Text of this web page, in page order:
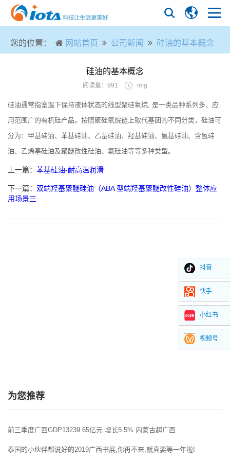
您的位置： 网站首页 公司新闻 硅油的基本概念
硅油的基本概念
阅读量：991 img
硅油通常指室温下保持液体状态的线型聚硅氧烷, 是一类品种系列多、应
用范围广的有机硅产品。按照聚硅氧烷链上取代基团的不同分类，硅油可
分为：甲基硅油、苯基硅油、乙基硅油、羟基硅油、氨基硅油、含氢硅
油、乙烯基硅油及聚醚改性硅油、氟硅油等等多种类型。
上一篇： 苯基硅油-耐高温润滑
下一篇： 双端羟基聚醚硅油（ABA 型端羟基聚醚改性硅油）整体应
用场景三
为您推荐
前三季度广西GDP13239.65亿元 增长5.5% 内蒙古超广西
泰国的小伙伴都说好的2019广西书展,你再不来,就真要等一年啦!
抖音
快手
小红书
视频号